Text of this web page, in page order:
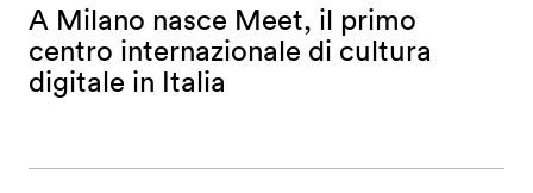
A Milano nasce Meet, il primo
centro internazionale di cultura
digitale in Italia